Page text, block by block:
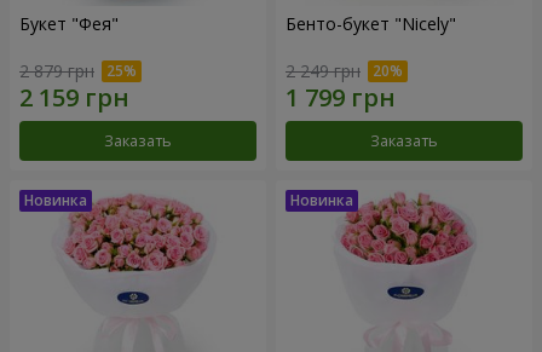
Букет "Фея"
2 879 грн
Заказать
Бенто-букет "Nicely"
2 249 грн
Заказать